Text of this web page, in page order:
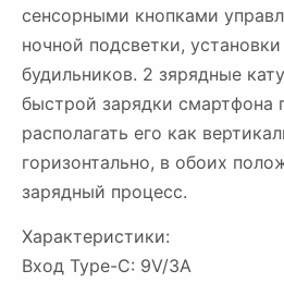
сенсорными кнопками
ночной подсветки,
будильников. 2 зярядные
быстрой зарядки смартфона
располагать его как
горизонтально, в обоих
зарядный процесс.
Характеристики:
Вход Type-C: 9V/3A